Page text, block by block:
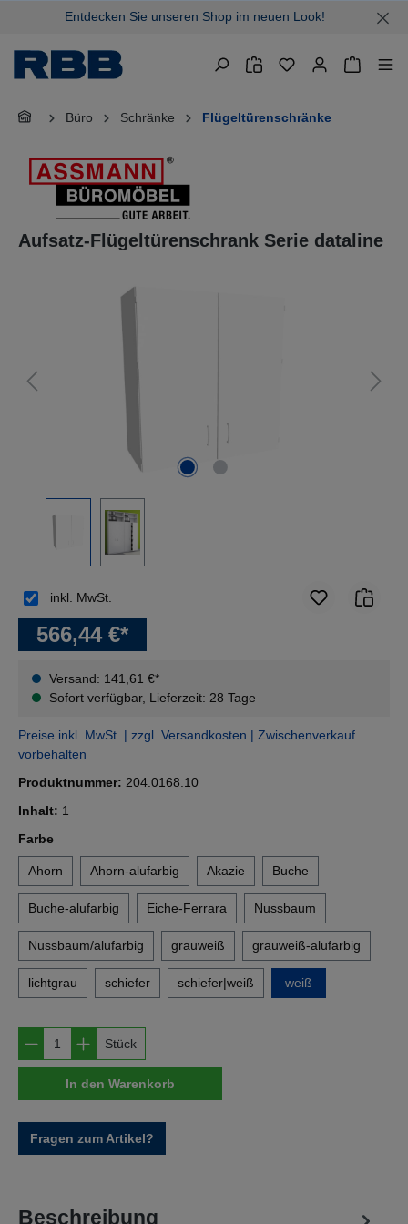
springenEntdecken Sie unseren Shop im neuen Look!
Büro Schränke Flügeltürenschränke
Aufsatz-Flügeltürenschrank Serie dataline
Bildergalerie überspringen
566,44 €*
Versand: 141,61 €*
Sofort verfügbar, Lieferzeit: 28 Tage
inkl. MwSt.
Preise inkl. MwSt. | zzgl. Versandkosten | Zwischenverkauf
vorbehalten
Produktnummer: 204.0168.10
Inhalt: 1
Farbeauswählen
Ahorn Ahorn-alufarbig Akazie Buche
Buche-alufarbig Eiche-Ferrara Nussbaum
Nussbaum/alufarbig grauweiß grauweiß-alufarbig
lichtgrau schiefer schiefer|weiß weiß
Produkt Anzahl: Gib den gewünschten
Stück
In den Warenkorb
Fragen zum Artikel?
Beschreibung